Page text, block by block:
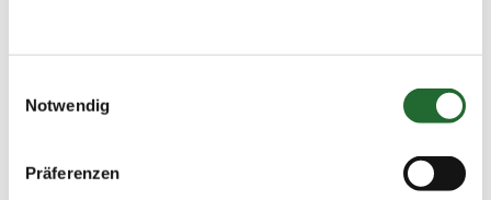
Notwendig
Präferenzen